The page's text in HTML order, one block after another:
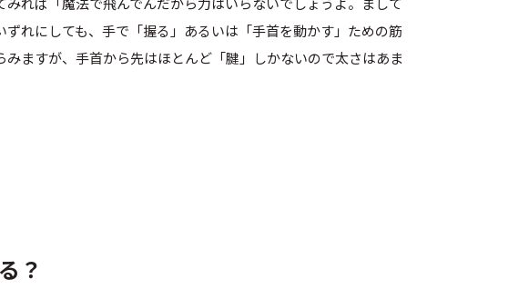
れにしても、手で「握る」あるいは「手首を動かす」ための筋
ますが、手首から先はほとんど「腱」しかないので太さはあま
？